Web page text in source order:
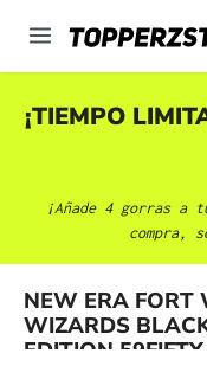
principal
¡TIEMPO
¡Añade 4 gorras a
compra,
NEW ERA FORT
WIZARDS
EDITION
Omitir galería de imágenes